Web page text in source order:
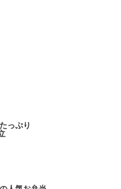
っぷり